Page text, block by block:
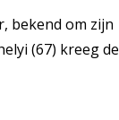
bekend om zijn
(67) kreeg de